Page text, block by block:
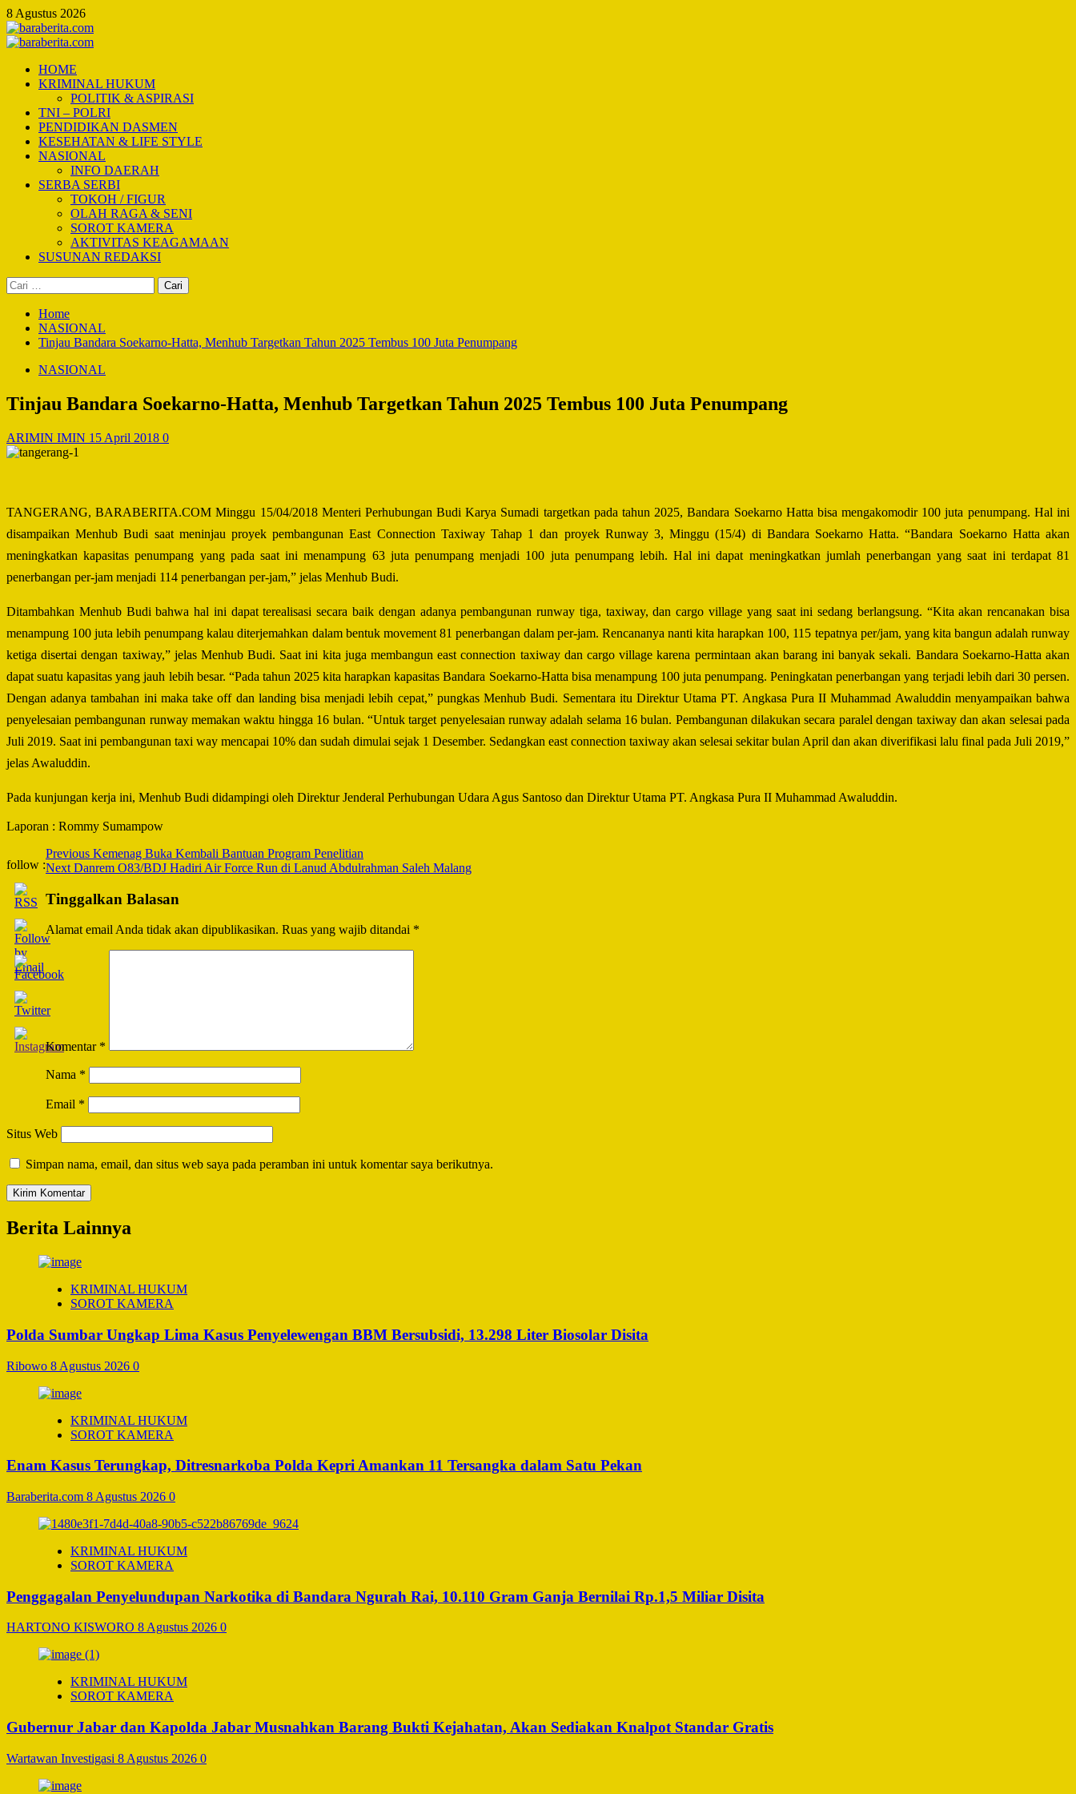
Skip
to
content
8 Agustus 2026
Primary
HOME
KRIMINAL HUKUM
POLITIK & ASPIRASI
TNI – POLRI
PENDIDIKAN DASMEN
KESEHATAN & LIFE STYLE
NASIONAL
INFO DAERAH
SERBA SERBI
TOKOH / FIGUR
OLAH RAGA & SENI
SOROT KAMERA
AKTIVITAS KEAGAMAAN
SUSUNAN REDAKSI
Cari
untuk:
Home
NASIONAL
Tinjau Bandara Soekarno-Hatta, Menhub Targetkan Tahun 2025 Tembus 100 Juta Penumpang
NASIONAL
Tinjau Bandara Soekarno-Hatta, Menhub Targetkan Tahun 2025 Tembus 100 Juta Penumpang
ARIMIN IMIN 15 April 2018 0
TANGERANG,BARABERITA.COM Minggu 15/04/2018 Menteri Perhubungan Budi Karya Sumadi targetkan pada tahun 2025, Bandara Soekarno Hatta bisa mengakomodir 100 juta penumpang. Hal ini
disampaikan Menhub Budi saat meninjau proyek pembangunan East Connection Taxiway Tahap 1 dan proyek Runway 3, Minggu (15/4) di Bandara Soekarno Hatta. “Bandara Soekarno Hatta akan
meningkatkan kapasitas penumpang yang pada saat ini menampung 63 juta penumpang menjadi 100 juta penumpang lebih. Hal ini dapat meningkatkan jumlah penerbangan yang saat ini terdapat 81
penerbangan per-jam menjadi 114 penerbangan per-jam,” jelas Menhub Budi.
Ditambahkan Menhub Budi bahwa hal ini dapat terealisasi secara baik dengan adanya pembangunan runway tiga, taxiway, dan cargo village yang saat ini sedang berlangsung. “Kita akan rencanakan bisa
menampung 100 juta lebih penumpang kalau diterjemahkan dalam bentuk movement 81 penerbangan dalam per-jam. Rencananya nanti kita harapkan 100, 115 tepatnya per/jam, yang kita bangun adalah runway
ketiga disertai dengan taxiway,” jelas Menhub Budi. Saat ini kita juga membangun east connection taxiway dan cargo village karena permintaan akan barang ini banyak sekali. Bandara Soekarno-Hatta akan
dapat suatu kapasitas yang jauh lebih besar. “Pada tahun 2025 kita harapkan kapasitas Bandara Soekarno-Hatta bisa menampung 100 juta penumpang. Peningkatan penerbangan yang terjadi lebih dari 30 persen.
Dengan adanya tambahan ini maka take off dan landing bisa menjadi lebih cepat,” pungkas Menhub Budi. Sementara itu Direktur Utama PT. Angkasa Pura II Muhammad Awaluddin menyampaikan bahwa
penyelesaian pembangunan runway memakan waktu hingga 16 bulan. “Untuk target penyelesaian runway adalah selama 16 bulan. Pembangunan dilakukan secara paralel dengan taxiway dan akan selesai pada
Juli 2019. Saat ini pembangunan taxi way mencapai 10% dan sudah dimulai sejak 1 Desember. Sedangkan east connection taxiway akan selesai sekitar bulan April dan akan diverifikasi lalu final pada Juli 2019,”
jelas Awaluddin.
Pada kunjungan kerja ini, Menhub Budi didampingi oleh Direktur Jenderal Perhubungan Udara Agus Santoso dan Direktur Utama PT. Angkasa Pura II Muhammad Awaluddin.
Laporan : Rommy Sumampow
follow :
Post
Navigation
Previous Kemenag Buka Kembali Bantuan Program Penelitian
Next Danrem O83/BDJ Hadiri Air Force Run di Lanud Abdulrahman Saleh Malang
Tinggalkan Balasan
Alamat email Anda tidak akan dipublikasikan. Ruas yang wajib ditandai *
Komentar *
Nama *
Email *
Situs Web
Simpan nama, email, dan situs web saya pada peramban ini untuk komentar saya berikutnya.
Berita Lainnya
KRIMINAL HUKUM
SOROT KAMERA
Polda Sumbar Ungkap Lima Kasus Penyelewengan BBM Bersubsidi, 13.298 Liter Biosolar Disita
Ribowo 8 Agustus 2026 0
KRIMINAL HUKUM
SOROT KAMERA
Enam Kasus Terungkap, Ditresnarkoba Polda Kepri Amankan 11 Tersangka dalam Satu Pekan
Baraberita.com 8 Agustus 2026 0
KRIMINAL HUKUM
SOROT KAMERA
Penggagalan Penyelundupan Narkotika di Bandara Ngurah Rai, 10.110 Gram Ganja Bernilai Rp.1,5 Miliar Disita
HARTONO KISWORO 8 Agustus 2026 0
KRIMINAL HUKUM
SOROT KAMERA
Gubernur Jabar dan Kapolda Jabar Musnahkan Barang Bukti Kejahatan, Akan Sediakan Knalpot Standar Gratis
Wartawan Investigasi 8 Agustus 2026 0